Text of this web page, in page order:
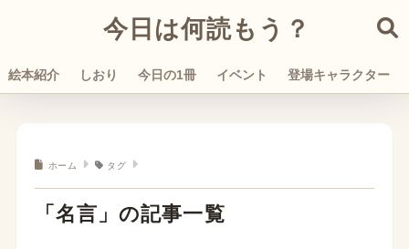
今日は何読もう？
絵本紹介 しおり 今日の1冊 イベント 登場キャラクター
ホーム タグ
「名言」の記事一覧